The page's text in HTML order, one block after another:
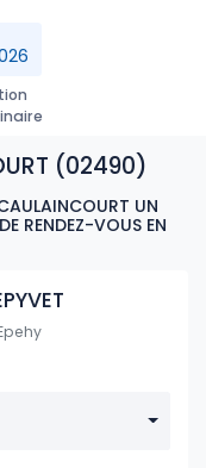
(02490)
UN
RENDEZ-VOUS EN